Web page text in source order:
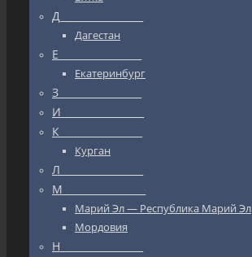
Д_________________
Дагестан
Е_________________
Екатеринбург
З_________________
И_________________
К_________________
Курган
Л_________________
М_________________
Марий Эл — Республика Марий Эл
Мордовия
Н_________________